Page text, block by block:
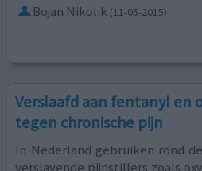
Bojan Nikolik (11-05-2015)
Verslaafd aan fentanyl en
tegen chronische pijn
In Nederland gebruiken rond
verslavende pijnstillers zoals